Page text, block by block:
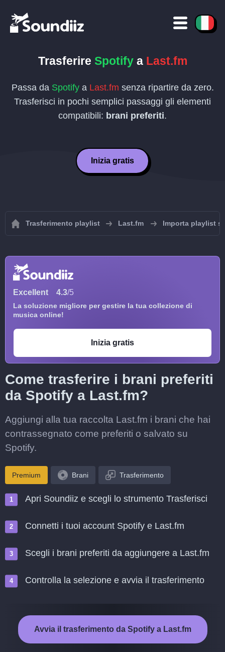
Trasferire Spotifya Last.fm
Passa da Spotifya Last.fm senza ripartire da zero.
Trasferisci in pochi semplici passaggi gli elementi
compatibili: brani preferiti.
Inizia gratis
Trasferimento playlist Last.fm Importa playlist
Excellent 4.3/5
La soluzione migliore per gestire la tua collezione di
musica online!
Inizia gratis
Come trasferire i brani preferiti
da Spotify a Last.fm?
Aggiungi alla tua raccolta Last.fm i brani che hai
contrassegnato come preferiti o salvato su
Spotify.
Premium Brani Trasferimento
Apri Soundiiz e scegli lo strumento Trasferisci
Connetti i tuoi account Spotify e Last.fm
Scegli i brani preferiti da aggiungere a Last.fm
Controlla la selezione e avvia il trasferimento
Avvia il trasferimento da Spotify a Last.fm